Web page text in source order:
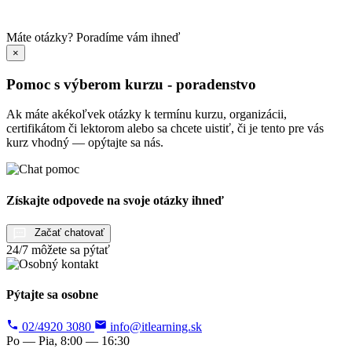
Máte otázky? Poradíme vám ihneď
×
Pomoc s výberom kurzu - poradenstvo
Ak máte akékoľvek otázky k termínu kurzu, organizácii,
certifikátom či lektorom alebo sa chcete uistiť, či je tento pre vás
kurz vhodný — opýtajte sa nás.
Získajte odpovede na svoje otázky ihneď
Začať chatovať
24/7 môžete sa pýtať
Pýtajte sa osobne
02/4920 3080
info@itlearning.sk
Po — Pia, 8:00 — 16:30